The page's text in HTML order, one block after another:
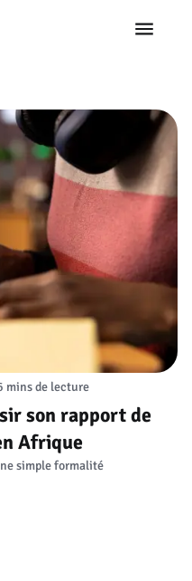
mins de lecture
son rapport de
Afrique
simple formalité